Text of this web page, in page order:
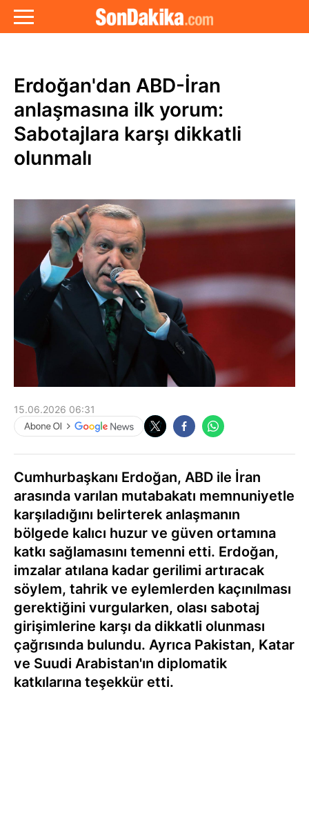
Erdoğan'dan ABD-İran
anlaşmasına ilk yorum:
Sabotajlara karşı dikkatli
olunmalı
15.06.2026 06:31
Cumhurbaşkanı Erdoğan, ABD ile İran
arasında varılan mutabakatı memnuniyetle
karşıladığını belirterek anlaşmanın
bölgede kalıcı huzur ve güven ortamına
katkı sağlamasını temenni etti. Erdoğan,
imzalar atılana kadar gerilimi artıracak
söylem, tahrik ve eylemlerden kaçınılması
gerektiğini vurgularken, olası sabotaj
girişimlerine karşı da dikkatli olunması
çağrısında bulundu. Ayrıca Pakistan, Katar
ve Suudi Arabistan'ın diplomatik
katkılarına teşekkür etti.